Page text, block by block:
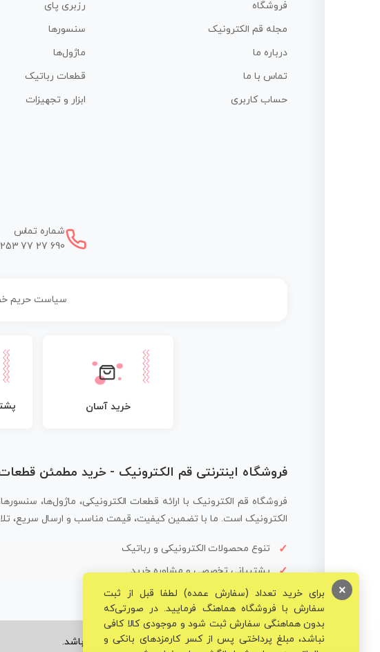
فروشگاه
مجله قم الکترونیک
درباره ما
تماس با ما
حساب کاربری
رزبری پای
سنسورها
ماژول‌ها
قطعات رباتیک
ابزار و تجهیزات
شماره تماس
77 27 690
سیاست حریم
خرید آسان
فروشگاه اینترنتی قم الکترونیک - خرید مطمئن
فروشگاه قم الکترونیک با ارائه قطعات الکترونیکی، ماژول‌ها،
الکترونیک است. ما با تضمین کیفیت، قیمت مناسب و ارسال سریع،
تنوع محصولات الکترونیکی و رباتیک
پشتیبانی تخصصی و مشاوره خرید
© تمامی حقوق برای فروشگاه تخصصی قم الکترونیک محفوظ می‌باشد.
برای خرید تعداد (سفارش عمده) لطفا قبل از ثبت
سفارش با فروشگاه هماهنگ فرمایید. در صورتی‌که
بدون هماهنگی سفارش ثبت شود و موجودی کالا کافی
نباشد، مبلغ پرداختی پس از کسر کارمزدهای بانکی و
×